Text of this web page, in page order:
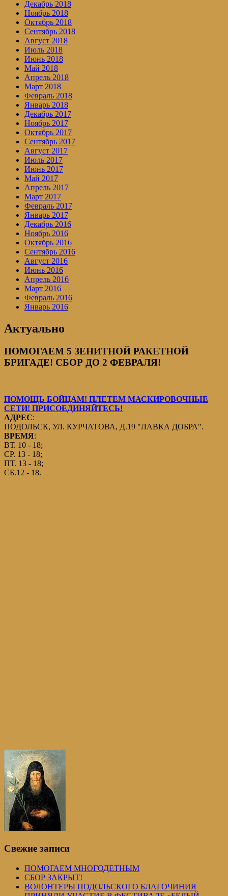
Декабрь 2018
Ноябрь 2018
Октябрь 2018
Сентябрь 2018
Август 2018
Июль 2018
Июнь 2018
Май 2018
Апрель 2018
Март 2018
Февраль 2018
Январь 2018
Декабрь 2017
Ноябрь 2017
Октябрь 2017
Сентябрь 2017
Август 2017
Июль 2017
Июнь 2017
Май 2017
Апрель 2017
Март 2017
Февраль 2017
Январь 2017
Декабрь 2016
Ноябрь 2016
Октябрь 2016
Сентябрь 2016
Август 2016
Июнь 2016
Апрель 2016
Март 2016
Февраль 2016
Январь 2016
Актуально
ПОМОГАЕМ 5 ЗЕНИТНОЙ РАКЕТНОЙ
БРИГАДЕ! СБОР ДО 2 ФЕВРАЛЯ!
ПОМОЩЬ БОЙЦАМ! ПЛЕТЕМ МАСКИРОВОЧНЫЕ
СЕТИ! ПРИСОЕДИНЯЙТЕСЬ!
АДРЕС:
ПОДОЛЬСК, УЛ. КУРЧАТОВА, Д.19 "ЛАВКА ДОБРА".
ВРЕМЯ:
ВТ. 10 - 18;
СР. 13 - 18;
ПТ. 13 - 18;
СБ.12 - 18.
Свежие записи
ПОМОГАЕМ МНОГОДЕТНЫМ
СБОР ЗАКРЫТ!
ВОЛОНТЕРЫ ПОДОЛЬСКОГО БЛАГОЧИНИЯ